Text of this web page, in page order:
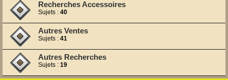
Recherches Accessoires
Sujets : 40
Autres Ventes
Sujets : 41
Autres Recherches
Sujets : 19